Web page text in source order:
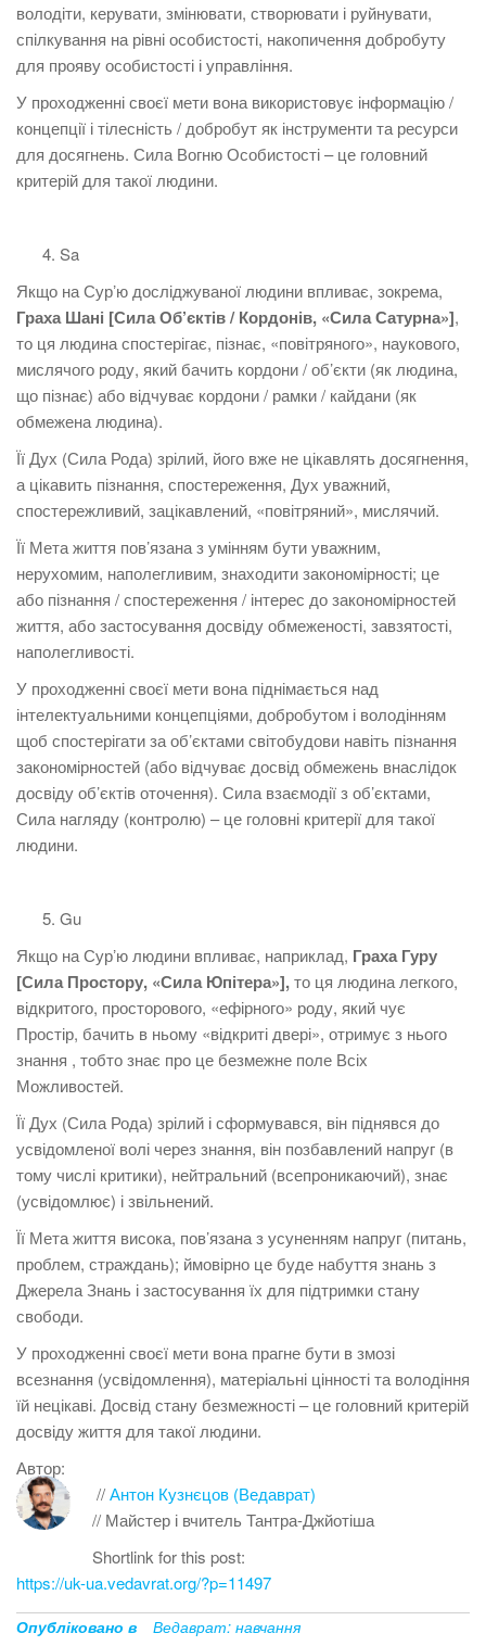
володіти, керувати, змінювати, створювати і руйнувати,
спілкування на рівні особистості, накопичення добробуту
для прояву особистості і управління.
У проходженні своєї мети вона використовує інформацію /
концепції і тілесність / добробут як інструменти та ресурси
для досягнень. Сила Вогню Особистості – це головний
критерій для такої людини.
Sa
Якщо на Сурʼю досліджуваної людини впливає, зокрема,
Граха Шані [Сила Об’єктів / Кордонів, «Сила Сатурна»],
то ця людина спостерігає, пізнає, «повітряного», наукового,
мислячого роду, який бачить кордони / об’єкти (як людина,
що пізнає) або відчуває кордони / рамки / кайдани (як
обмежена людина).
Її Дух (Сила Рода) зрілий, його вже не цікавлять досягнення,
а цікавить пізнання, спостереження, Дух уважний,
спостережливий, зацікавлений, «повітряний», мислячий.
Її Мета життя пов’язана з умінням бути уважним,
нерухомим, наполегливим, знаходити закономірності; це
або пізнання / спостереження / інтерес до закономірностей
життя, або застосування досвіду обмеженості, завзятості,
наполегливості.
У проходженні своєї мети вона піднімається над
інтелектуальними концепціями, добробутом і володінням
щоб спостерігати за об’єктами світобудови навіть пізнання
закономірностей (або відчуває досвід обмежень внаслідок
досвіду об’єктів оточення). Сила взаємодії з об’єктами,
Сила нагляду (контролю) – це головні критерії для такої
людини.
Gu
Якщо на Сурʼю людини впливає, наприклад, Граха Гуру
[Сила Простору, «Сила Юпітера»],то ця людина легкого,
відкритого, просторового, «ефірного» роду, який чує
Простір, бачить в ньому «відкриті двері», отримує з нього
знання , тобто знає про це безмежне поле Всіх
Можливостей.
Її Дух (Сила Рода) зрілий і сформувався, він піднявся до
усвідомленої волі через знання, він позбавлений напруг (в
тому числі критики), нейтральний (всепроникаючий), знає
(усвідомлює) і звільнений.
Її Мета життя висока, пов’язана з усуненням напруг (питань,
проблем, страждань); ймовірно це буде набуття знань з
Джерела Знань і застосування їх для підтримки стану
свободи.
У проходженні своєї мети вона прагне бути в змозі
всезнання (усвідомлення), матеріальні цінності та володіння
їй нецікаві. Досвід стану безмежності – це головний критерій
досвіду життя для такої людини.
Автор:
//Антон Кузнєцов (Ведаврат)
// Майстер і вчитель Тантра-Джйотіша
Shortlink for this post:
https://uk-ua.vedavrat.org/?p=11497
Опубліковано в
Ведаврат: навчання